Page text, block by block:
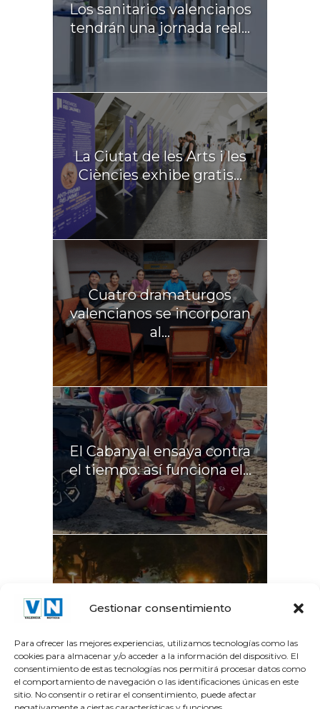
Gestionar consentimiento
Para ofrecer las mejores experiencias, utilizamos tecnologías como las
cookies para almacenar y/o acceder a la información del dispositivo. El
consentimiento de estas tecnologías nos permitirá procesar datos como
el comportamiento de navegación o las identificaciones únicas en este
sitio. No consentir o retirar el consentimiento, puede afectar
Los sanitarios valencianos
tendrán una jornada real...
La Ciutat de les Arts i les
Ciències exhibe gratis...
Cuatro dramaturgos
valencianos se incorporan
al...
El Cabanyal ensaya contra
el tiempo: así funciona el...
del Túria recupera el...